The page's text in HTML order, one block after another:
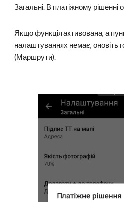
Загальні. В платіжному рішенні
Якщо функція активована, а
налаштуваннях немає, оновіть
(Маршрути).